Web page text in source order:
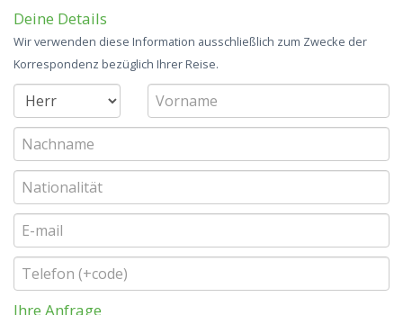
Deine Details
Wir verwenden diese Information ausschließlich zum Zwecke der
Korrespondenz bezüglich Ihrer Reise.
Ihre Anfrage